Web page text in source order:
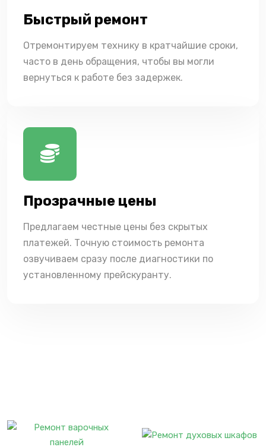
Быстрый ремонт
Отремонтируем технику в кратчайшие сроки,
часто в день обращения, чтобы вы могли
вернуться к работе без задержек.
Прозрачные цены
Предлагаем честные цены без скрытых
платежей. Точную стоимость ремонта
озвучиваем сразу после диагностики по
установленному прейскуранту.